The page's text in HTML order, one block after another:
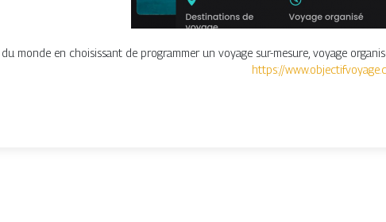
monde en choisissant de programmer un voyage sur-mesure, voyage
https://